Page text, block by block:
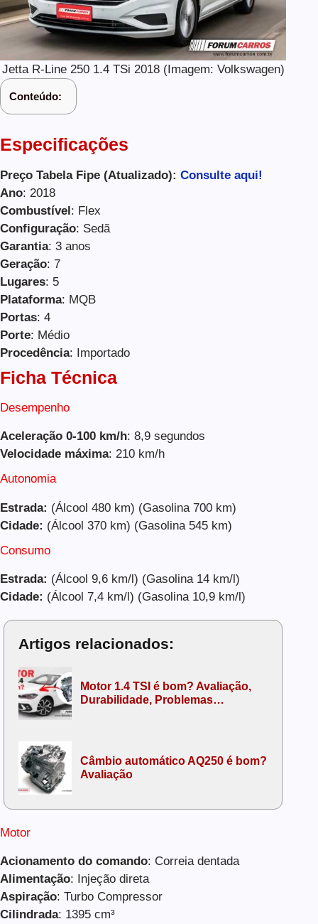
Jetta R-Line 250 1.4 TSi 2018 (Imagem: Volkswagen)
Conteúdo:
Especificações
Preço Tabela Fipe (Atualizado): Consulte aqui!
Ano: 2018
Combustível: Flex
Configuração: Sedã
Garantia: 3 anos
Geração: 7
Lugares: 5
Plataforma: MQB
Portas: 4
Porte: Médio
Procedência: Importado
Ficha Técnica
Desempenho
Aceleração 0-100 km/h: 8,9 segundos
Velocidade máxima: 210 km/h
Autonomia
Estrada: (Álcool 480 km) (Gasolina 700 km)
Cidade: (Álcool 370 km) (Gasolina 545 km)
Consumo
Estrada: (Álcool 9,6 km/l) (Gasolina 14 km/l)
Cidade: (Álcool 7,4 km/l) (Gasolina 10,9 km/l)
Artigos relacionados:
Motor 1.4 TSI é bom? Avaliação,
Durabilidade, Problemas…
Câmbio automático AQ250 é bom?
Avaliação
Motor
Acionamento do comando: Correia dentada
Alimentação: Injeção direta
Aspiração: Turbo Compressor
Cilindrada: 1395 cm³